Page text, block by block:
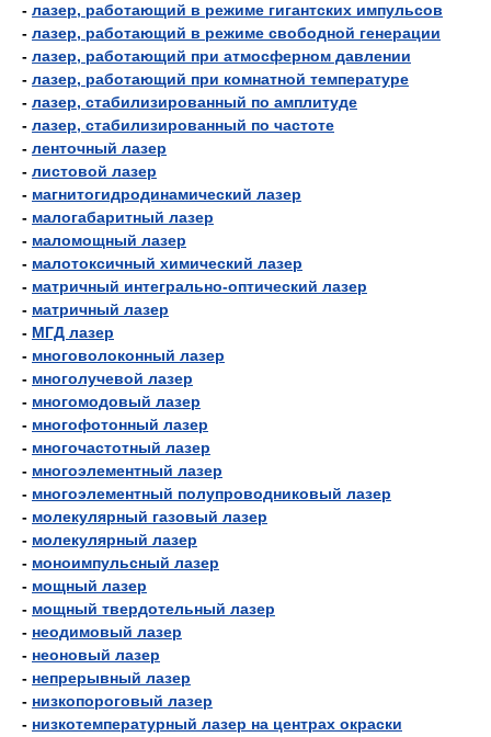
- лазер, работающий в режиме гигантских импульсов
- лазер, работающий в режиме свободной генерации
- лазер, работающий при атмосферном давлении
- лазер, работающий при комнатной температуре
- лазер, стабилизированный по амплитуде
- лазер, стабилизированный по частоте
- ленточный лазер
- листовой лазер
- магнитогидродинамический лазер
- малогабаритный лазер
- маломощный лазер
- малотоксичный химический лазер
- матричный интегрально-оптический лазер
- матричный лазер
- МГД лазер
- многоволоконный лазер
- многолучевой лазер
- многомодовый лазер
- многофотонный лазер
- многочастотный лазер
- многоэлементный лазер
- многоэлементный полупроводниковый лазер
- молекулярный газовый лазер
- молекулярный лазер
- моноимпульсный лазер
- мощный лазер
- мощный твердотельный лазер
- неодимовый лазер
- неоновый лазер
- непрерывный лазер
- низкопороговый лазер
- низкотемпературный лазер на центрах окраски